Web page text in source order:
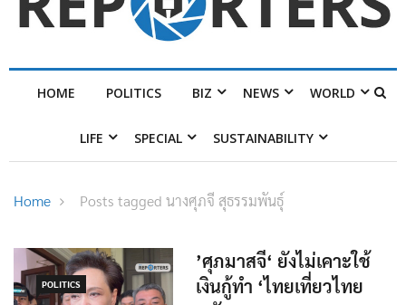
POLITICS BIZ NEWS WORLD
’ศุภมาสจี‘ ยังไม่เคาะใช้